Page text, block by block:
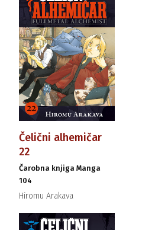
Čelični alhemičar
22
Čarobna knjiga Manga
104
Hiromu Arakava